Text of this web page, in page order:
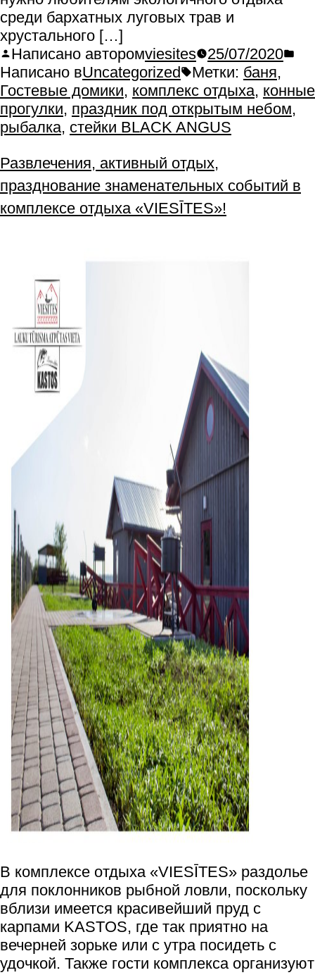
среди бархатных луговых трав и
хрустального […]
Написано авторомviesites
25/07/2020
Написано вUncategorized Метки: баня,
Гостевые домики, комплекс отдыха, конные
прогулки, праздник под открытым небом,
рыбалка, стейки BLACK ANGUS
Развлечения, активный отдых,
празднование знаменательных событий в
комплексе отдыха «VIESĪTES»!
В комплексе отдыха «VIESĪTES» раздолье
для поклонников рыбной ловли, поскольку
вблизи имеется красивейший пруд с
карпами KASTOS, где так приятно на
вечерней зорьке или с утра посидеть с
удочкой. Также гости комплекса организуют